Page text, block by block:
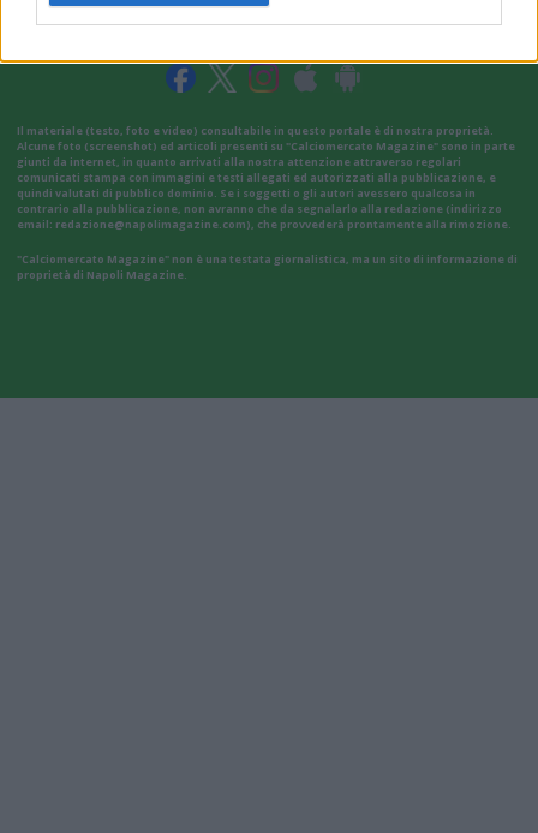
VAI ALLA VERSIONE CLASSICA
Il materiale (testo, foto e video) consultabile in questo portale è di nostra proprietà.
Alcune foto (screenshot) ed articoli presenti su "Calciomercato Magazine" sono in parte
giunti da internet, in quanto arrivati alla nostra attenzione attraverso regolari
comunicati stampa con immagini e testi allegati ed autorizzati alla pubblicazione, e
quindi valutati di pubblico dominio. Se i soggetti o gli autori avessero qualcosa in
contrario alla pubblicazione, non avranno che da segnalarlo alla redazione (indirizzo
email: redazione@napolimagazine.com), che provvederà prontamente alla rimozione.
"Calciomercato Magazine" non è una testata giornalistica, ma un sito di informazione di
proprietà di Napoli Magazine.